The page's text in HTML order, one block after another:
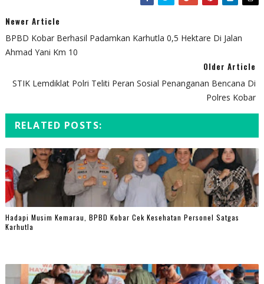
Newer Article
BPBD Kobar Berhasil Padamkan Karhutla 0,5 Hektare Di Jalan
Ahmad Yani Km 10
Older Article
STIK Lemdiklat Polri Teliti Peran Sosial Penanganan Bencana Di
Polres Kobar
RELATED POSTS:
Hadapi Musim Kemarau, BPBD Kobar Cek Kesehatan Personel Satgas
Karhutla